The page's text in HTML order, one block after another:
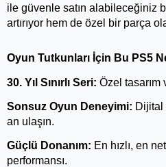
ile güvenle satın alabileceğiniz
artırıyor hem de özel bir parça
Oyun Tutkunları İçin Bu PS5
30. Yıl Sınırlı Seri: Özel
Sonsuz Oyun Deneyimi: Dijital
an ulaşın.
Güçlü Donanım: En hızlı, en
performansı.